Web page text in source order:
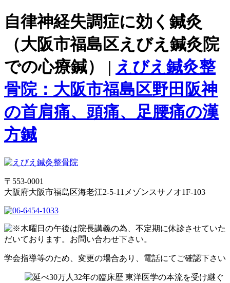
自律神経失調症に効く鍼灸
（大阪市福島区えびえ鍼灸院
での心療鍼） | えびえ鍼灸整
骨院：大阪市福島区野田阪神
の首肩痛、頭痛、足腰痛の漢
方鍼
〒553-0001
大阪府大阪市福島区海老江2-5-11メゾンスサノオ1F-103
学会指導等のため、変更の場合あり、電話にてご確認下さい